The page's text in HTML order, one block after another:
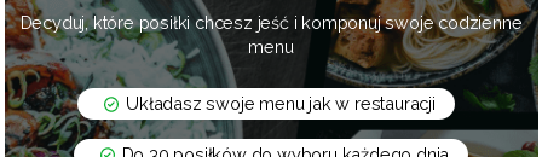
Decyduj, które posiłki chcesz jeść i komponuj swoje codzienne
menu
Układasz swoje menu jak w restauracji